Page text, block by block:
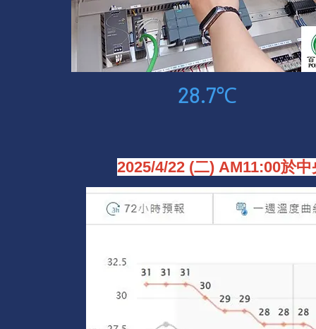
28.7℃
2025/4/22 (二) AM11:00於